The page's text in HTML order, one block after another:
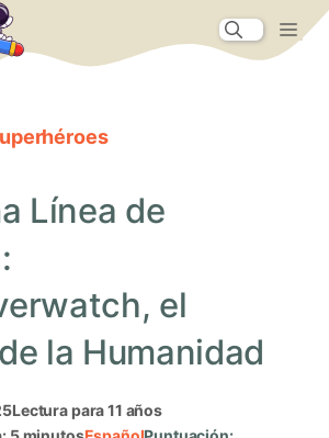
Línea de
el
la Humanidad
Lectura para 11 años